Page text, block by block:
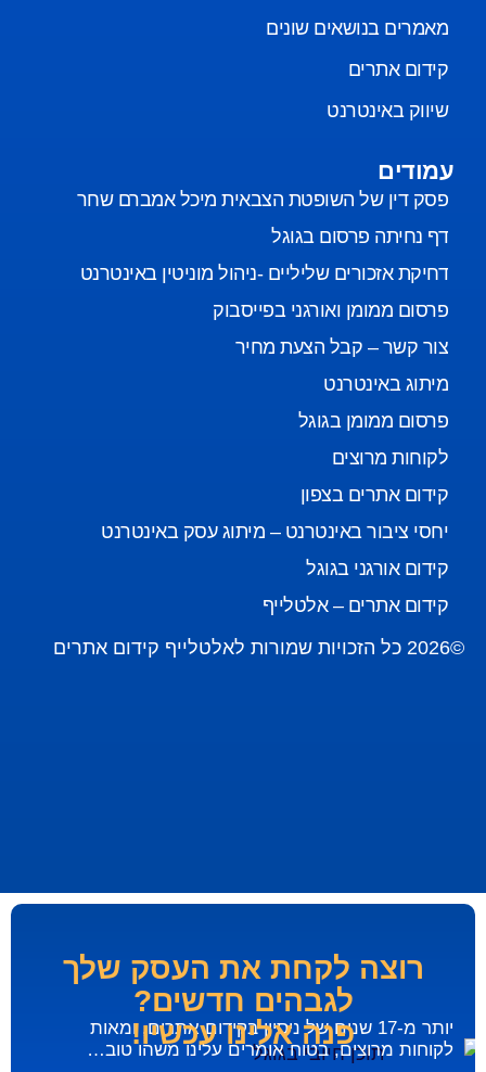
מאמרים בנושאים שונים
קידום אתרים
שיווק באינטרנט
עמודים
פסק דין של השופטת הצבאית מיכל אמברם שחר
דף נחיתה פרסום בגוגל
דחיקת אזכורים שליליים -ניהול מוניטין באינטרנט
פרסום ממומן ואורגני בפייסבוק
צור קשר – קבל הצעת מחיר
מיתוג באינטרנט
פרסום ממומן בגוגל
לקוחות מרוצים
קידום אתרים בצפון
יחסי ציבור באינטרנט – מיתוג עסק באינטרנט
קידום אורגני בגוגל
קידום אתרים – אלטלייף
©2026 כל הזכויות שמורות לאלטלייף קידום אתרים
רוצה לקחת את העסק שלך
לגבהים חדשים?
פנה אלינו עכשיו!
יותר מ-17 שנים של ניסיון בקידום אתרים, ומאות
לקוחות מרוצים, בטוח אומרים עלינו משהו טוב…